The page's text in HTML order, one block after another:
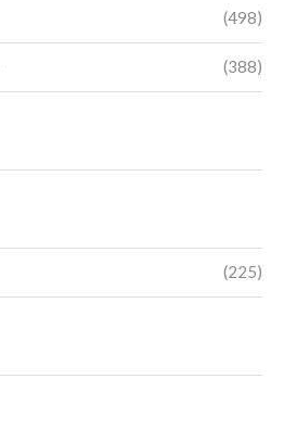
(498)
(388)
(225)